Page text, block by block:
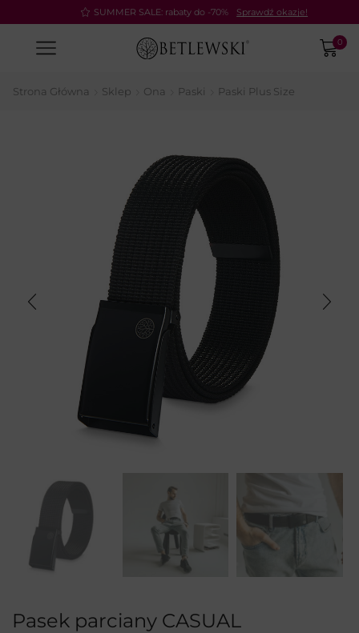
SUMMER SALE: rabaty do -70% Sprawdź okazje!
0
Strona Główna Sklep Ona Paski Paski Plus Size
Pasek parciany CASUAL